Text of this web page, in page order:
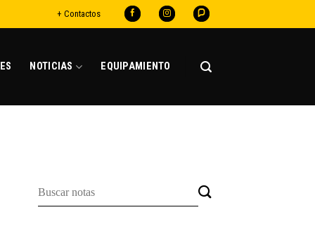
+ Contactos
NOTICIAS EQUIPAMIENTO